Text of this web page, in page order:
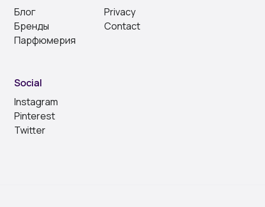
Блог
Бренды
Парфюмерия
Privacy
Contact
Social
Instagram
Pinterest
Twitter